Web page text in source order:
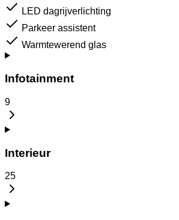
LED dagrijverlichting
Parkeer assistent
Warmtewerend glas
Infotainment
9
Interieur
25